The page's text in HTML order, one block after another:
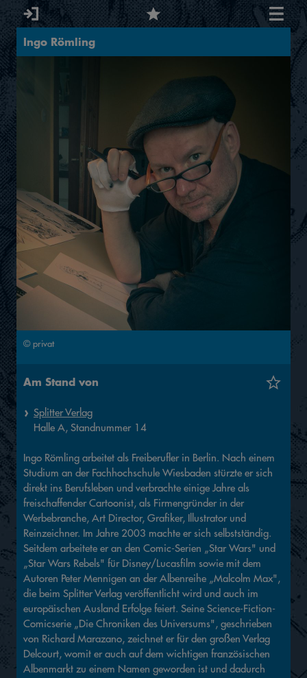
Ingo Römling
© privat
Am Stand von
Splitter Verlag
Halle A, Standnummer 14
Ingo Römling arbeitet als Freiberufler in Berlin. Nach einem
Studium an der Fachhochschule Wiesbaden stürzte er sich
direkt ins Berufsleben und verbrachte einige Jahre als
freischaffender Cartoonist, als Firmengründer in der
Werbebranche, Art Director, Grafiker, Illustrator und
Reinzeichner. Im Jahre 2003 machte er sich selbstständig.
Seitdem arbeitete er an den Comic-Serien „Star Wars" und
„Star Wars Rebels" für Disney/Lucasfilm sowie mit dem
Autoren Peter Mennigen an der Albenreihe „Malcolm Max",
die beim Splitter Verlag veröffentlicht wird und auch im
europäischen Ausland Erfolge feiert. Seine Science-Fiction-
Comicserie „Die Chroniken des Universums", geschrieben
von Richard Marazano, zeichnet er für den großen Verlag
Delcourt, womit er auch auf dem wichtigen französischen
Albenmarkt zu einem Namen geworden ist und dadurch